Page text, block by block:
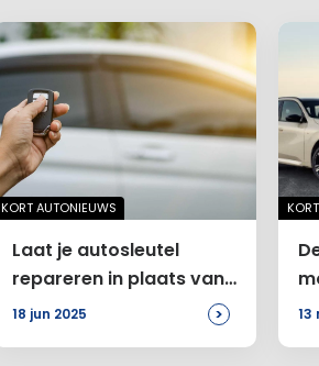
KORT AUTONIEUWS
Laat je autosleutel
repareren in plaats van
vervangen
18 jun 2025 > 13